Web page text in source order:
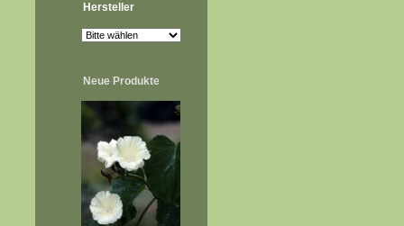
Hersteller
Neue Produkte